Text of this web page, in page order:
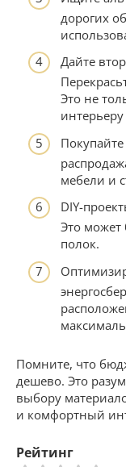
дорогих
Дайте
Это не
мебели и
DIY-
Это может
полок.
Помните, что
дешево. Это
выбору
и комфортный
Рейтинг